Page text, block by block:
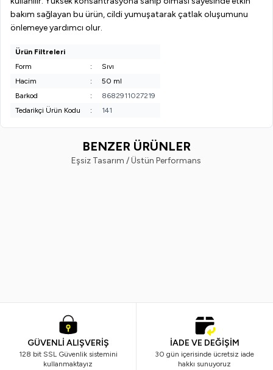
bakım sağlayan bu ürün, cildi yumuşatarak çatlak oluşumunu
önlemeye yardımcı olur.
Ürün Filtreleri
Form
:
Sıvı
Hacim
:
50 ml
Barkod
:
8682911027219
Tedarikçi Ürün Kodu
: 141
BENZER ÜRÜNLER
Eşsiz Tasarım / Üstün Performans
GÜVENLİ ALIŞVERİŞ
128 bit SSL Güvenlik sistemini
kullanmaktayız
İADE VE DEĞİŞİM
30 gün içerisinde ücretsiz iade
hakkı sunuyoruz